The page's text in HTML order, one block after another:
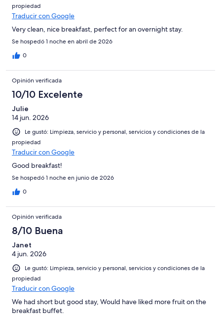
propiedad
Traducir con Google
Very clean, nice breakfast, perfect for an overnight stay.
Se hospedó 1 noche en abril de 2026
0
Opinión verificada
10/10 Excelente
Julie
14 jun. 2026
Le gustó: Limpieza, servicio y personal, servicios y condiciones de la
propiedad
Traducir con Google
Good breakfast!
Se hospedó 1 noche en junio de 2026
0
Opinión verificada
8/10 Buena
Janet
4 jun. 2026
Le gustó: Limpieza, servicio y personal, servicios y condiciones de la
propiedad
Traducir con Google
We had short but good stay, Would have liked more fruit on the
breakfast buffet.